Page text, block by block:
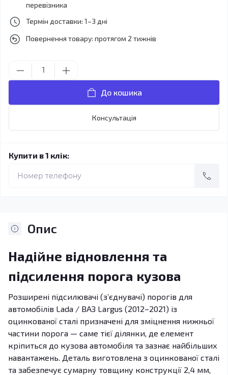
перевізника
Термін доставки: 1–3 дні
Повернення товару: протягом 2 тижнів
До кошика
Консультація
Купити в 1 клік:
Опис
Надійне відновлення та
підсилення порога кузова
Розширені підсилювачі (з’єднувачі) порогів для
автомобілів Lada / ВАЗ Largus (2012–2021) із
оцинкованої сталі призначені для зміцнення нижньої
частини порога — саме тієї ділянки, де елемент
кріпиться до кузова автомобіля та зазнає найбільших
навантажень. Деталь виготовлена з оцинкованої сталі
та забезпечує сумарну товщину конструкції 2,4 мм,